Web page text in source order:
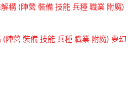
構 (陣營 裝備 技能 兵種 職業 附魔)
陣營 裝備 技能 兵種 職業 附魔) 夢幻